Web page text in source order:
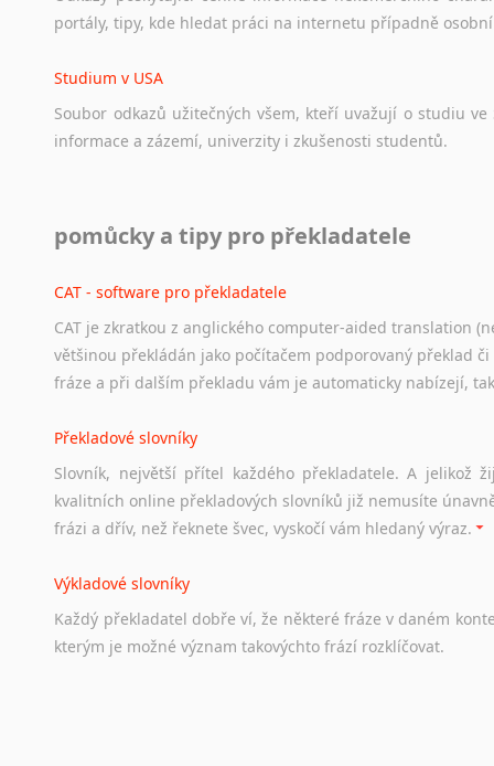
portály, tipy, kde hledat práci na internetu případně osobní
Studium v USA
Soubor odkazů užitečných všem, kteří uvažují o studiu ve
informace a zázemí, univerzity i zkušenosti studentů.
Odkazy poskytující cenné informace nekomerčního
Studium v Austrálii
Soubor odkazů užitečných všem, kteří uvažují o studiu v
a zázemí, australské univerzity a samozřejmě i osobní
Práce v Austrálii
Odkazy poskytující cenné informace nekomerčního
hledat práci na internetu případně osobní zkušenosti
Hledáte-li
práci
stejná obecná pravidla, jako pro český životopis. Tak dost
pomůcky a tipy pro překladatele
CAT - software pro překladatele
CAT je zkratkou z anglického computer-aided translation
většinou překládán jako počítačem podporovaný překlad
fráze a při dalším překladu vám je automaticky nabízejí,
Překladové slovníky
Slovník, největší přítel každého překladatele. A jelikož
kvalitních online překladových slovníků již nemusíte
frázi a dřív, než řeknete švec, vyskočí vám hledaný výraz.
Výkladové slovníky
Každý překladatel dobře ví, že některé fráze v daném
kterým je možné význam takovýchto frází rozklíčovat.